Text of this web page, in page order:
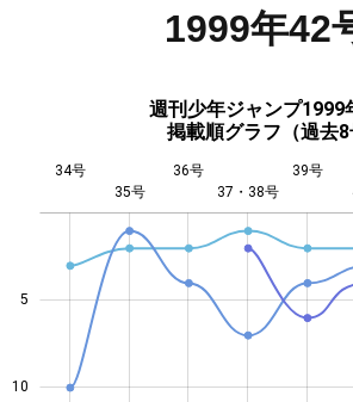
1999年42
週刊少年ジャンプ1999
掲載順グラフ（過去8
10
5
L
34号
35号
36号
37・38号
39号